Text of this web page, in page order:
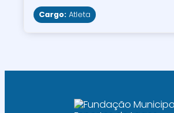
Cargo: Atleta